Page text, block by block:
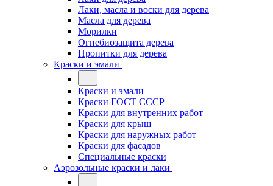
Лаки, масла и воски для дерева
Масла для дерева
Морилки
Огнебиозащита дерева
Пропитки для дерева
Краски и эмали
Краски и эмали
Краски ГОСТ СССР
Краски для внутренних работ
Краски для крыш
Краски для наружных работ
Краски для фасадов
Специальные краски
Аэрозольные краски и лаки